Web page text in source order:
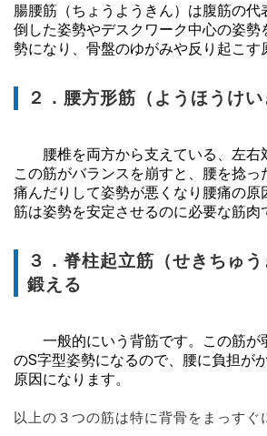
腸腰筋（ちょうようきん）は腹筋の代
倒した姿勢やデスクワーク中心の姿勢
勢になり、骨盤のゆがみや反り起こす
２．腰方形筋（ようほうけ
腰椎を両方から支えている、左右
この筋がバランスを崩すと、腰を捻っ
痛んだりして姿勢が悪くなり腰痛の原
筋は姿勢を安定させるのに必要な筋肉
３．脊柱起立筋（せきちゅ
鍛える
一般的にいう背筋です。この筋が
のS字型姿勢になるので、腰に負担が
原因になります。
以上の３つの筋は特に背骨をまっすぐ